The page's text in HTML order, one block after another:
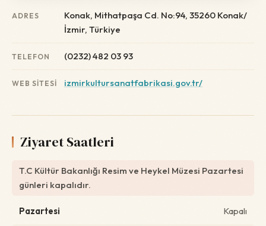
ADRES
Konak, Mithatpaşa Cd. No:94, 35260 Konak/
İzmir, Türkiye
TELEFON (0232) 482 03 93
WEB SITESI izmirkultursanatfabrikasi.gov.tr/
Ziyaret Saatleri
T.C Kültür Bakanlığı Resim ve Heykel Müzesi Pazartesi
günleri kapalıdır.
Pazartesi Kapalı